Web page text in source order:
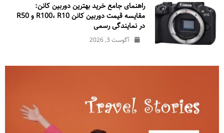
راهنمای جامع خرید بهترین دوربین کانن:
مقایسه قیمت دوربین کانن R100، R10 و R50
در نمایندگی رسمی
آگوست 3, 2026